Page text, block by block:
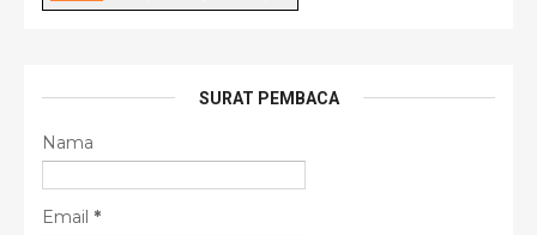
SURAT PEMBACA
Nama
Email *